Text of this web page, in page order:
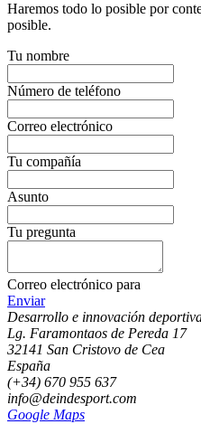
Haremos todo lo posible por
posible.
Tu nombre
Número de teléfono
Correo electrónico
Tu compañía
Asunto
Tu pregunta
Correo electrónico para
Enviar
Desarrollo e innovación
Lg. Faramontaos de Pereda 17
32141 San Cristovo de Cea
España
(+34) 670 955 637
info@deindesport.com
Google Maps